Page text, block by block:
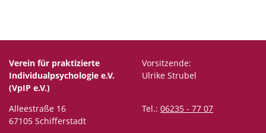
Verein für praktizierte
Individualpsychologie e.V.
(VpIP e.V.)
Vorsitzende:
Ulrike Strubel
Alleestraße 16
67105 Schifferstadt
Tel.: 06235 - 77 07